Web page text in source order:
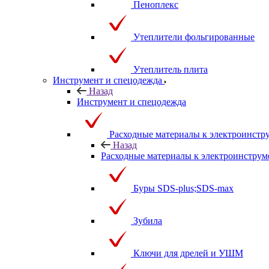
Пеноплекс
Утеплители фольгированные
Утеплитель плита
Инструмент и спецодежда
Назад
Инструмент и спецодежда
Расходные материалы к
Назад
Расходные материалы к
Буры SDS-plus;SDS-max
Зубила
Ключи для дрелей и УШМ